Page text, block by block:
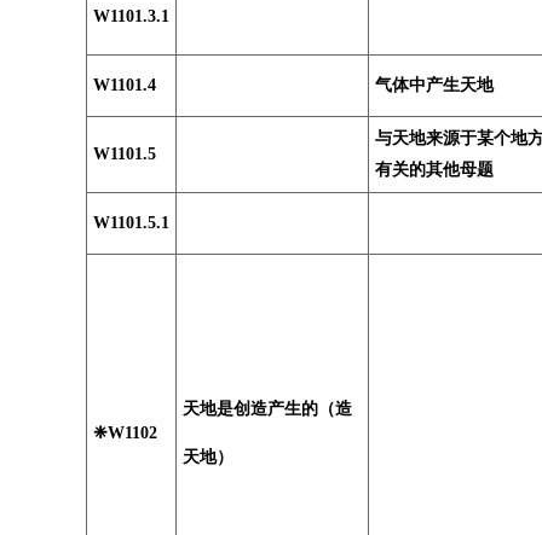
W1101.3.1
W1101.4 气体中产生天地
W1101.5
与天地来源于某个地
有关的其他母题
W1101.5.1
❈W1102
天地是创造产生的（造
天地）